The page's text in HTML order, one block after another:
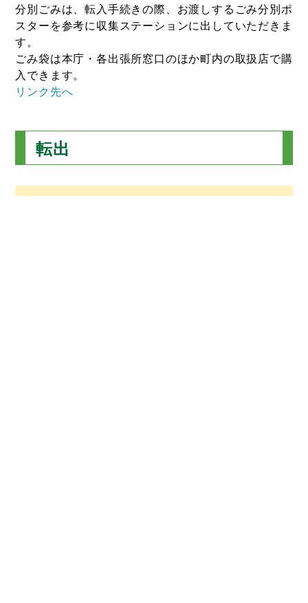
分別ごみは、転入手続きの際、お渡しするごみ分別ポ
スターを参考に収集ステーションに出していただきま
す。
ごみ袋は本庁・各出張所窓口のほか町内の取扱店で購
入できます。
リンク先へ
転出